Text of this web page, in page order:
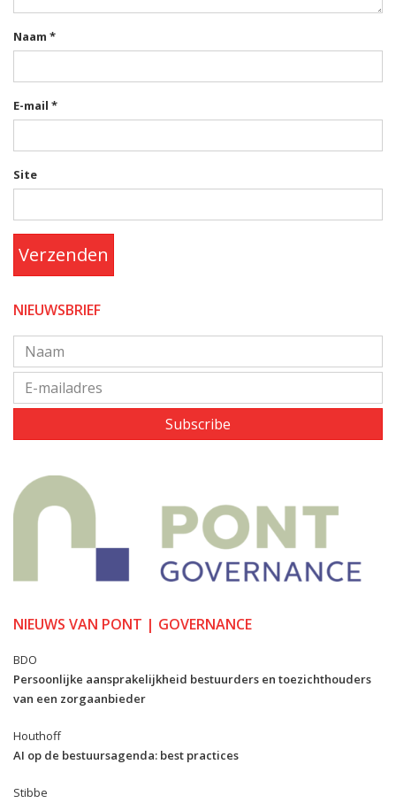
Naam *
E-mail *
Site
Verzenden
NIEUWSBRIEF
Subscribe
NIEUWS VAN PONT | GOVERNANCE
BDO
Persoonlijke aansprakelijkheid bestuurders en toezichthouders
van een zorgaanbieder
Houthoff
AI op de bestuursagenda: best practices
Stibbe